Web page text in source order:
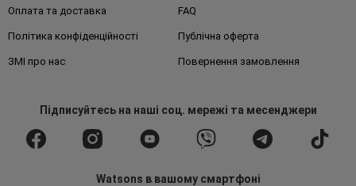
Оплата та доставка FAQ
Політика конфіденційності Публічна оферта
ЗМІ про нас Повернення замовлення
Підписуйтесьна наші соц. мережі та месенджери
Watsons в вашому смартфоні